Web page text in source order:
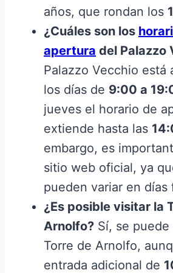
años, que rondan los
¿Cuáles son los
apertura del Palazzo
Palazzo Vecchio está
los días de 9:00 a
jueves el horario de
extiende hasta las
embargo, es
sitio web oficial, ya
pueden variar en días
¿Es posible visitar la
Arnolfo? Sí, se puede
Torre de Arnolfo,
entrada adicional de